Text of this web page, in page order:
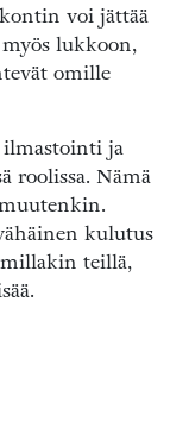
voi jättää
lukkoon,
omille
ilmastointi ja
roolissa. Nämä
kulutus
teillä,